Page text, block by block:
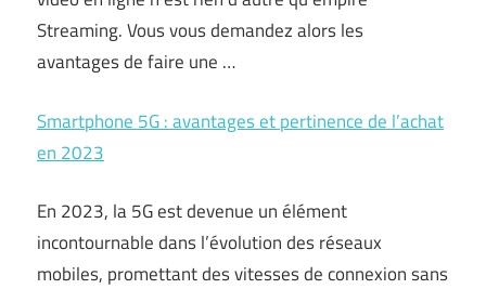
Streaming. Vous vous demandez alors les
avantages de faire une …
Smartphone 5G : avantages et pertinence de l’achat
en 2023
En 2023, la 5G est devenue un élément
incontournable dans l’évolution des réseaux
mobiles, promettant des vitesses de connexion sans